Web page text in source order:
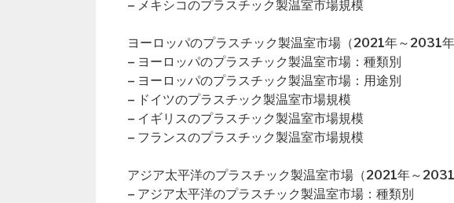
– メキシコのプラスチック製温室市場規模
ヨーロッパのプラスチック製温室市場（2021年～2031年
– ヨーロッパのプラスチック製温室市場：種類別
– ヨーロッパのプラスチック製温室市場：用途別
– ドイツのプラスチック製温室市場規模
– イギリスのプラスチック製温室市場規模
– フランスのプラスチック製温室市場規模
アジア太平洋のプラスチック製温室市場（2021年～2031
– アジア太平洋のプラスチック製温室市場：種類別